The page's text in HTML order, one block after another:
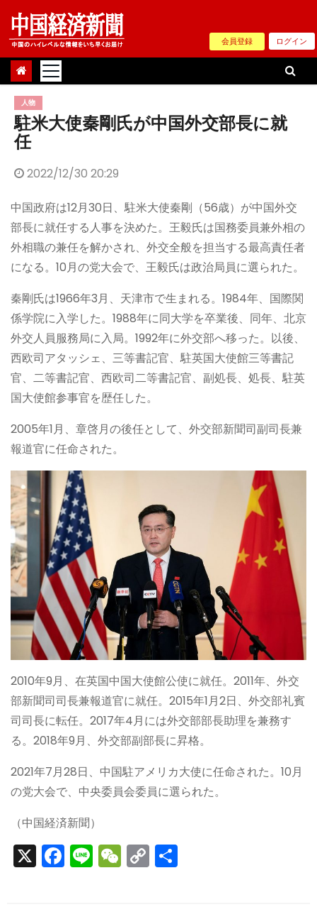
Skip
content
会員登録 ログイン
人物
駐米大使秦剛氏が中国外交部長に就
任
2022/12/30 20:29
中国政府は12月30日、駐米大使秦剛（56歳）が中国外交
部長に就任する人事を決めた。王毅氏は国務委員兼外相の
外相職の兼任を解かされ、外交全般を担当する最高責任者
になる。10月の党大会で、王毅氏は政治局員に選られた。
秦剛氏は1966年3月、天津市で生まれる。1984年、国際関
係学院に入学した。1988年に同大学を卒業後、同年、北京
外交人員服務局に入局。1992年に外交部へ移った。以後、
西欧司アタッシェ、三等書記官、駐英国大使館三等書記
官、二等書記官、西欧司二等書記官、副処長、処長、駐英
国大使館参事官を歴任した。
2005年1月、章啓月の後任として、外交部新聞司副司長兼
報道官に任命された。
2010年9月、在英国中国大使館公使に就任。2011年、外交
部新聞司司長兼報道官に就任。2015年1月2日、外交部礼賓
司司長に転任。2017年4月には外交部部長助理を兼務す
る。2018年9月、外交部副部長に昇格。
2021年7月28日、中国駐アメリカ大使に任命された。10月
の党大会で、中央委員会委員に選られた。
（中国経済新聞）
X F Li W C